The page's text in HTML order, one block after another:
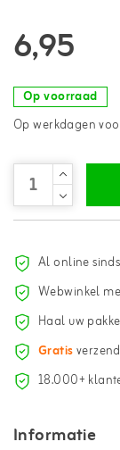
6,95
Op voorraad
Op werkdagen
Al online sinds
Webwinkel
Haal uw
Gratis
18.000+
Informatie